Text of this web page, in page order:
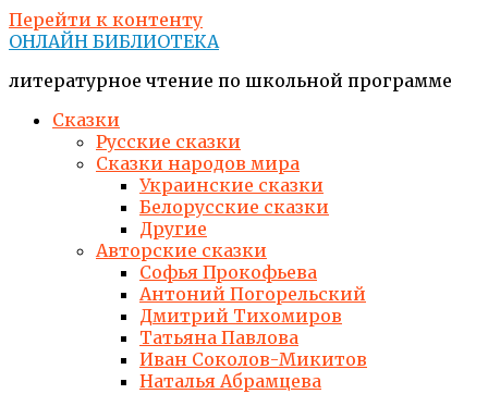
Перейти к контенту
ОНЛАЙН БИБЛИОТЕКА
литературное чтение по школьной программе
Сказки
Русские сказки
Сказки народов мира
Украинские сказки
Белорусские сказки
Другие
Авторские сказки
Софья Прокофьева
Антоний Погорельский
Дмитрий Тихомиров
Татьяна Павлова
Иван Соколов-Микитов
Наталья Абрамцева